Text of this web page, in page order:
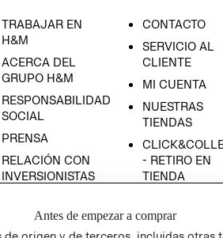
TRABAJAR EN
H&M
ACERCA DEL
GRUPO H&M
RESPONSABILIDAD
SOCIAL
PRENSA
RELACIÓN CON
INVERSIONISTAS
EMPRESARIAL
CONTACTO
SERVICIO AL
CLIENTE
MI CUENTA
NUESTRAS
TIENDAS
- RETIRO EN
TIENDA
CONDICIONES
Antes de empezar a comprar